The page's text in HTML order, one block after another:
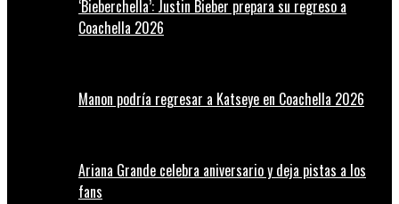
‘Bieberchella’: Justin Bieber prepara su regreso a
Coachella 2026
Manon podría regresar a Katseye en Coachella 2026
Ariana Grande celebra aniversario y deja pistas a los
fans